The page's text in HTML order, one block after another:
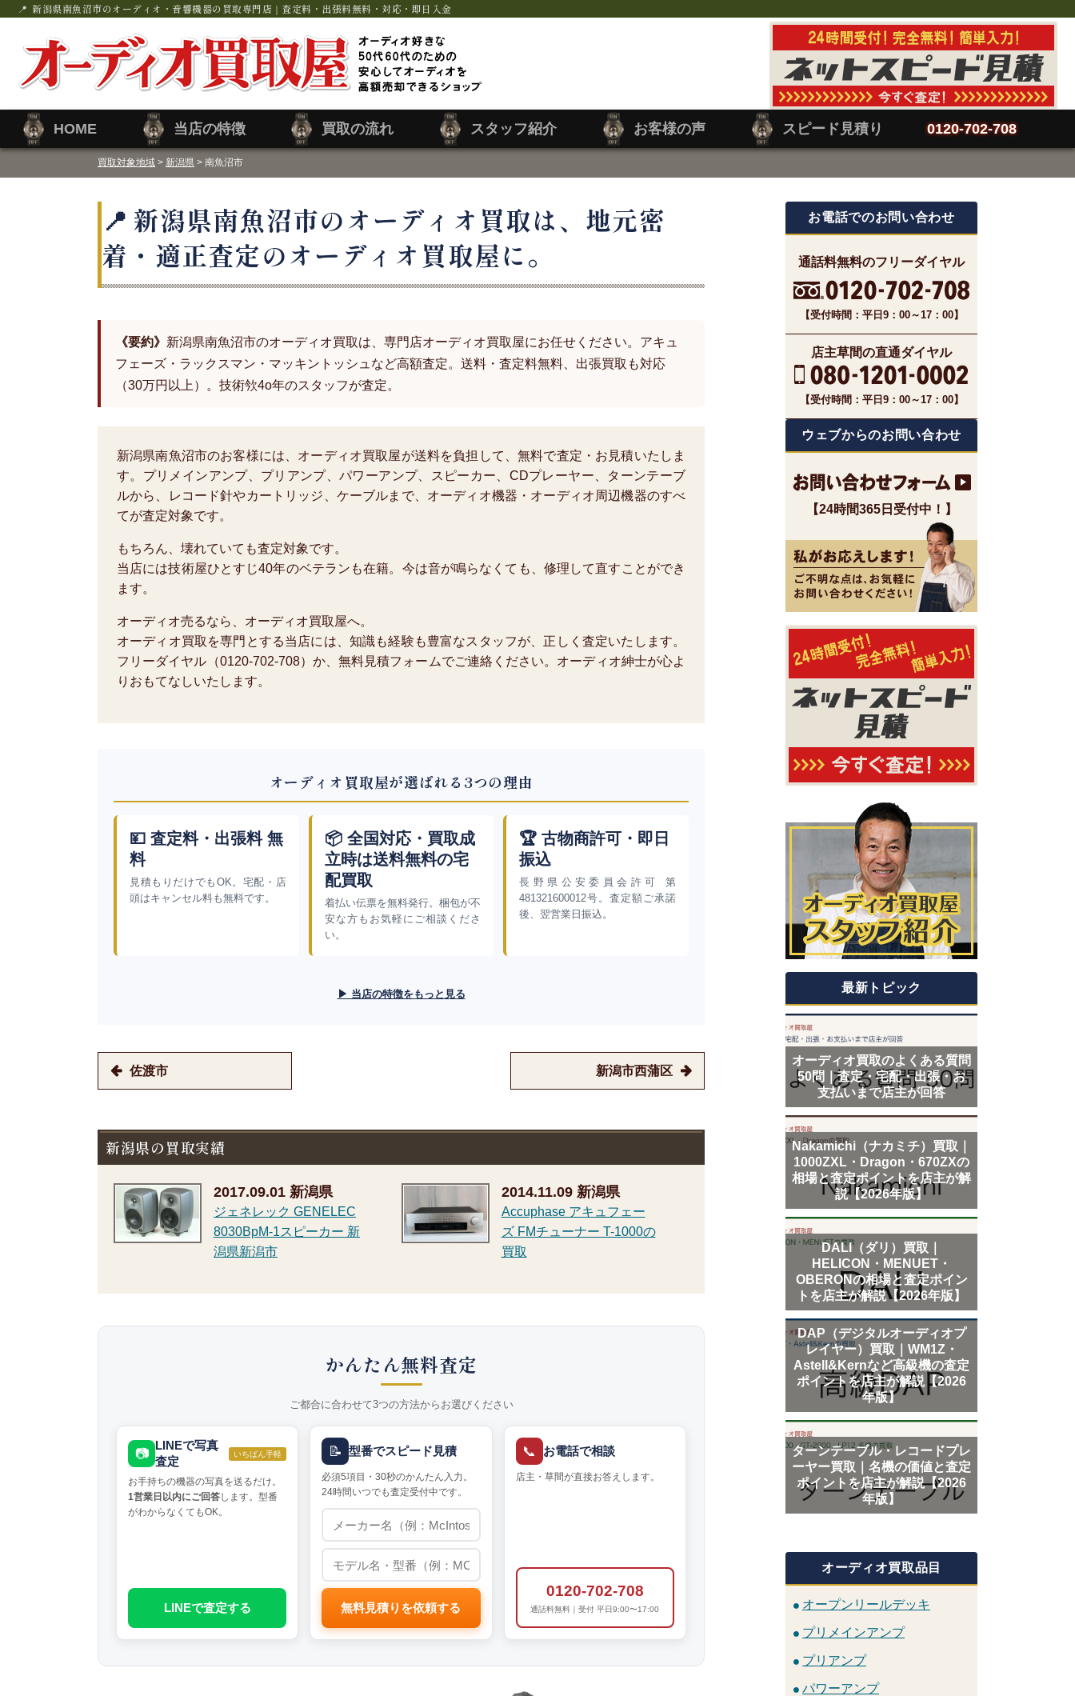
新潟県南魚沼市のオーディオ・音響機器の買取専門店｜査定料・出張料無料・対応・即日入金
HOME 当店の特徴 買取の流れ スタッフ紹介 お客様の声 スピード見積り 0120-702-708
買取対象地域 > 新潟県 > 南魚沼市
新潟県南魚沼市のオーディオ買取は、地元密
着・適正査定のオーディオ買取屋に。
《要約》 新潟県南魚沼市のオーディオ買取は、専門店オーディオ買取屋にお任せください。アキュ
フェーズ・ラックスマン・マッキントッシュなど高額査定。送料・査定料無料、出張買取も対応
（30万円以上）。技術欦4o年のスタッフが査定。
新潟県南魚沼市のお客様には、オーディオ買取屋が送料を負担して、無料で査定・お見積いたしま
す。プリメインアンプ、プリアンプ、パワーアンプ、スピーカー、CDプレーヤー、ターンテーブ
ルから、レコード針やカートリッジ、ケーブルまで、オーディオ機器・オーディオ周辺機器のすべ
てが査定対象です。
もちろん、壊れていても査定対象です。
当店には技術屋ひとすじ40年のベテランも在籍。今は音が鳴らなくても、修理して直すことができ
ます。
オーディオ売るなら、オーディオ買取屋へ。
オーディオ買取を専門とする当店には、知識も経験も豊富なスタッフが、正しく査定いたします。
フリーダイヤル（0120-702-708）か、無料見積フォームでご連絡ください。オーディオ紳士が心よ
りおもてなしいたします。
オーディオ買取屋が選ばれる3つの理由
💴 査定料・出張料 無
料
見積もりだけでもOK。宅配・店
頭はキャンセル料も無料です。
📦 全国対応・買取成
立時は送料無料の宅
配買取
着払い伝票を無料発行。梱包が不
安な方もお気軽にご相談くださ
い。
🏆 古物商許可・即日
振込
長野県公安委員会許可 第
481321600012号。査定額ご承諾
後、翌営業日振込。
▶ 当店の特徴をもっと見る
佐渡市 新潟市西蒲区
新潟県の買取実績
2017.09.01 新潟県
ジェネレック GENELEC
8030BpM-1スピーカー 新
潟県新潟市
2014.11.09 新潟県
Accuphase アキュフェー
ズ FMチューナー T-1000の
買取
かんたん無料査定
ご都合に合わせて3つの方法からお選びください
📷
LINEで写真
査定
いちばん手軽
お手持ちの機器の写真を送るだけ。
1営業日以内にご回答します。型番
がわからなくてもOK。
LINEで査定する
📝 型番でスピード見積
必須5項目・30秒のかんたん入力。
24時間いつでも査定受付中です。
無料見積りを依頼する
📞 お電話で相談
店主・草間が直接お答えします。
0120-702-708
通話料無料｜受付 平日9:00〜17:00
お電話でのお問い合わせ
通話料無料のフリーダイヤル
【受付時間：平日9：00～17：00】
店主草間の直通ダイヤル
【受付時間：平日9：00～17：00】
ウェブからのお問い合わせ
【24時間365日受付中！】
最新トピック
オーディオ買取のよくある質問
50問｜査定・宅配・出張・お
支払いまで店主が回答
Nakamichi（ナカミチ）買取｜
1000ZXL・Dragon・670ZXの
相場と査定ポイントを店主が解
説【2026年版】
DALI（ダリ）買取｜
HELICON・MENUET・
OBERONの相場と査定ポイン
トを店主が解説【2026年版】
DAP（デジタルオーディオプ
レイヤー）買取｜WM1Z・
Astell&Kernなど高級機の査定
ポイントを店主が解説【2026
年版】
ターンテーブル・レコードプレ
ーヤー買取｜名機の価値と査定
ポイントを店主が解説【2026
年版】
オーディオ買取品目
オープンリールデッキ
プリメインアンプ
プリアンプ
パワーアンプ